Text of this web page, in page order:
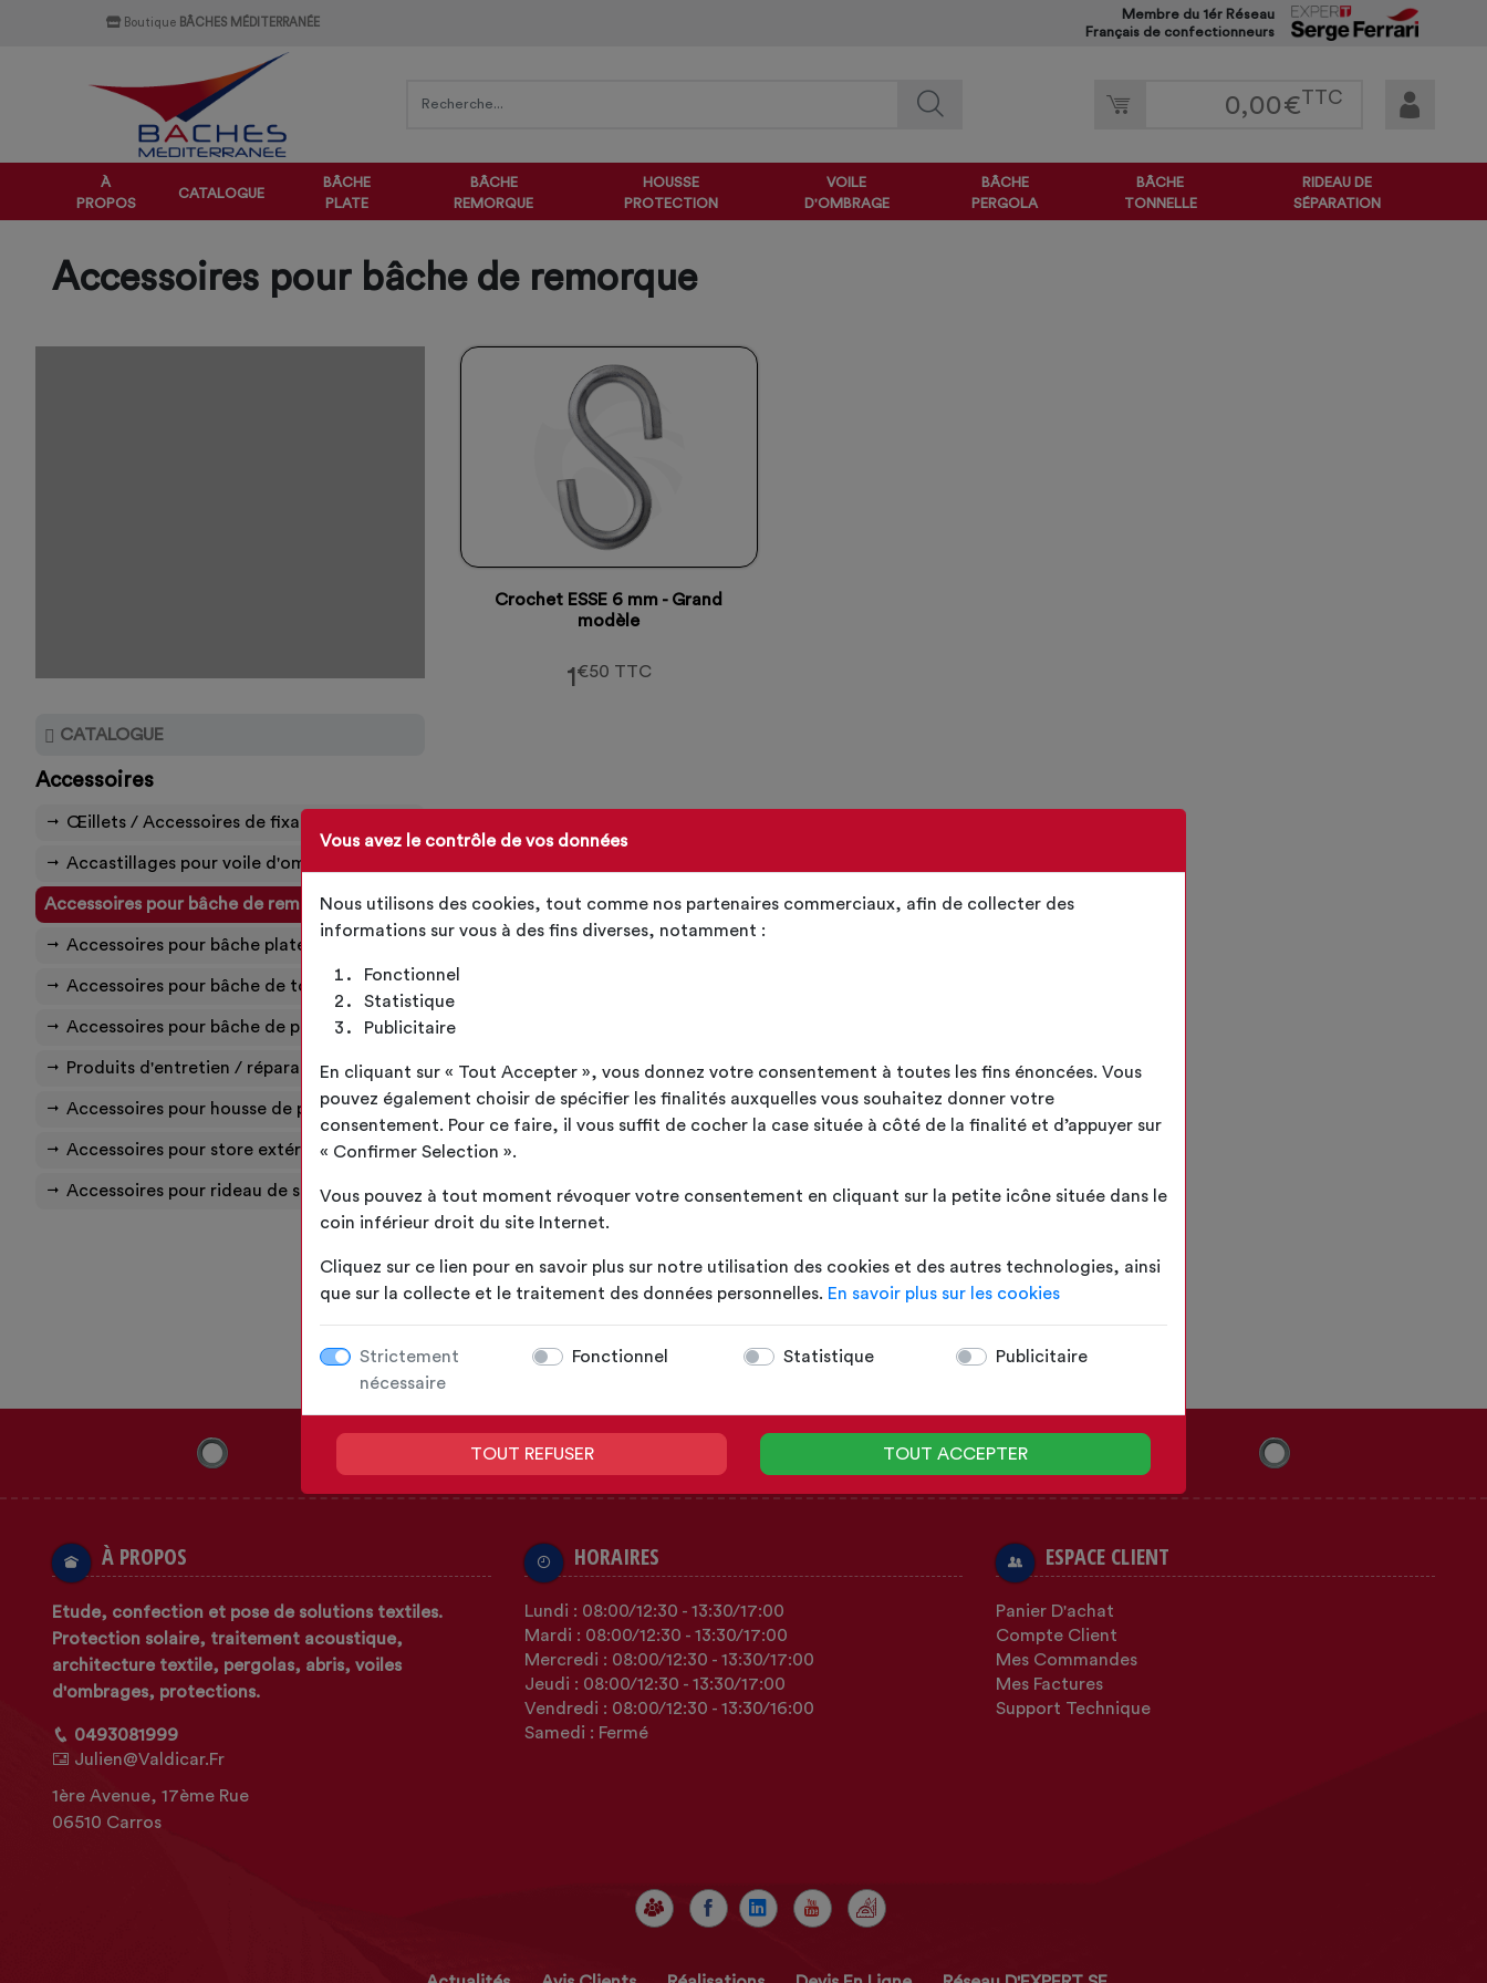
Vous avez le contrôle de vos données
Nous utilisons des cookies, tout comme nos partenaires commerciaux, afin de collecter des
informations sur vous à des fins diverses, notamment :
Fonctionnel
Statistique
Publicitaire
En cliquant sur « Tout Accepter », vous donnez votre consentement à toutes les fins énoncées. Vous
pouvez également choisir de spécifier les finalités auxquelles vous souhaitez donner votre
consentement. Pour ce faire, il vous suffit de cocher la case située à côté de la finalité et d’appuyer sur
« Confirmer Selection ».
Vous pouvez à tout moment révoquer votre consentement en cliquant sur la petite icône située dans le
coin inférieur droit du site Internet.
Cliquez sur ce lien pour en savoir plus sur notre utilisation des cookies et des autres technologies, ainsi
que sur la collecte et le traitement des données personnelles. En savoir plus sur les cookies
Strictement
nécessaire
Fonctionnel Statistique Publicitaire
TOUT REFUSER TOUT ACCEPTER
Boutique BÂCHES MÉDITERRANÉE
Membre du 1ér Réseau
Français de confectionneurs
0,00€TTC
À
PROPOS
CATALOGUE
BÂCHE
PLATE
BÂCHE
REMORQUE
HOUSSE
PROTECTION
VOILE
D'OMBRAGE
BÂCHE
PERGOLA
BÂCHE
TONNELLE
RIDEAU DE
SÉPARATION
Accessoires pour bâche de remorque
CATALOGUE
Accessoires
Œillets / Accessoires de fixation
Accastillages pour voile d'ombrage
Accessoires pour bâche de remorque
Accessoires pour bâche plate
Accessoires pour bâche de tonnelle
Accessoires pour bâche de pergola
Produits d'entretien / réparation
Accessoires pour housse de protection
Accessoires pour store extérieur
Accessoires pour rideau de séparation
Crochet ESSE 6 mm - Grand
modèle
1€50 TTC
À PROPOS
Etude, confection et pose de solutions textiles.
Protection solaire, traitement acoustique,
architecture textile, pergolas, abris, voiles
d'ombrages, protections.
0493081999
Julien@valdicar.fr
1ère Avenue, 17ème Rue
06510 Carros
HORAIRES
Lundi : 08:00/12:30 - 13:30/17:00
Mardi : 08:00/12:30 - 13:30/17:00
Mercredi : 08:00/12:30 - 13:30/17:00
Jeudi : 08:00/12:30 - 13:30/17:00
Vendredi : 08:00/12:30 - 13:30/16:00
Samedi : Fermé
ESPACE CLIENT
Panier D'achat
Compte Client
Mes Commandes
Mes Factures
Support Technique